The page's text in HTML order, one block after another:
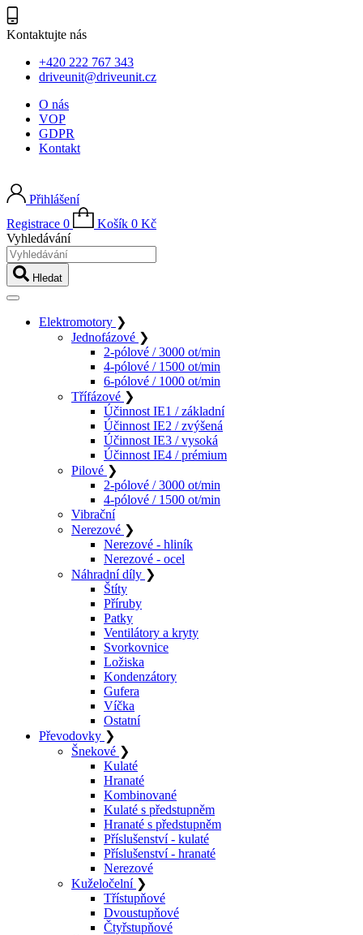
Kontaktujte nás
+420 222 767 343
driveunit@driveunit.cz
O nás
VOP
GDPR
Kontakt
Přihlášení
Registrace 0 Košík 0 Kč
Vyhledávání
Hledat
Elektromotory ❯
Jednofázové ❯
2-pólové / 3000 ot/min
4-pólové / 1500 ot/min
6-pólové / 1000 ot/min
Třífázové ❯
Účinnost IE1 / základní
Účinnost IE2 / zvýšená
Účinnost IE3 / vysoká
Účinnost IE4 / prémium
Pilové ❯
2-pólové / 3000 ot/min
4-pólové / 1500 ot/min
Vibrační
Nerezové ❯
Nerezové - hliník
Nerezové - ocel
Náhradní díly ❯
Štíty
Příruby
Patky
Ventilátory a kryty
Svorkovnice
Ložiska
Kondenzátory
Gufera
Víčka
Ostatní
Převodovky ❯
Šnekové ❯
Kulaté
Hranaté
Kombinované
Kulaté s předstupněm
Hranaté s předstupněm
Příslušenství - kulaté
Příslušenství - hranaté
Nerezové
Kuželočelní ❯
Třístupňové
Dvoustupňové
Čtyřstupňové